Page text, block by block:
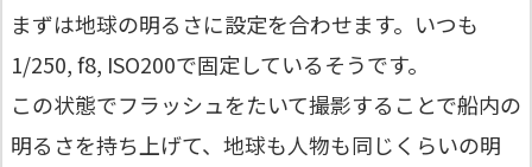
まずは地球の明るさに設定を合わせます。いつも
1/250, f8, ISO200で固定しているそうです。
この状態でフラッシュをたいて撮影することで船内の
明るさを持ち上げて、地球も人物も同じくらいの明